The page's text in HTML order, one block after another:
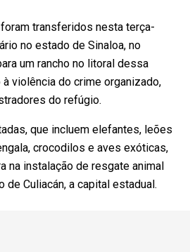
transferidos nesta terça-
no estado de Sinaloa, no
um rancho no litoral dessa
violência do crime organizado,
do refúgio.
que incluem elefantes, leões
crocodilos e aves exóticas,
na instalação de resgate animal
de Culiacán, a capital estadual.